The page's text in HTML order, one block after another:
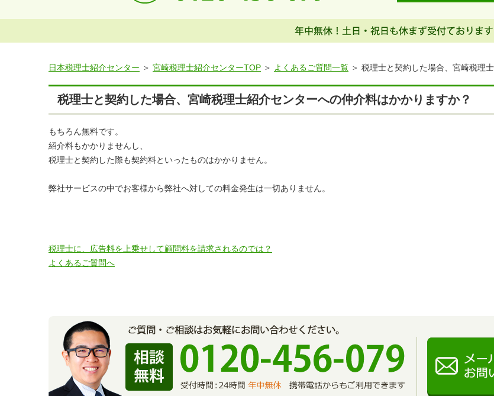
日本税理士紹介センター 宮崎税理士紹介センターTOP よくあるご質問一覧 税理士と契約した場合、宮崎税理
税理士と契約した場合、宮崎税理士紹介センターへの仲介料はかかりますか？
もちろん無料です。
紹介料もかかりませんし、
税理士と契約した際も契約料といったものはかかりません。
弊社サービスの中でお客様から弊社へ対しての料金発生は一切ありません。
税理士に、広告料を上乗せして顧問料を請求されるのでは？
よくあるご質問へ